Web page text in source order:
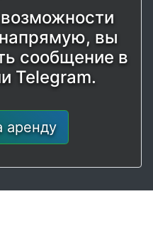
вы
сообщение в
Telegram.
аренду